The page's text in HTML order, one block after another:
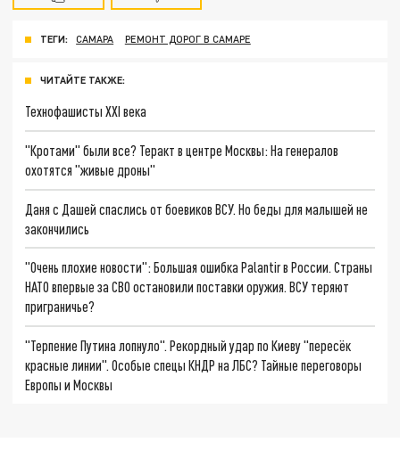
ТЕГИ: САМАРА РЕМОНТ ДОРОГ В САМАРЕ
ЧИТАЙТЕ ТАКЖЕ:
Технофашисты XXI века
"Кротами" были все? Теракт в центре Москвы: На генералов
охотятся "живые дроны"
Даня с Дашей спаслись от боевиков ВСУ. Но беды для малышей не
закончились
"Очень плохие новости": Большая ошибка Palantir в России. Страны
НАТО впервые за СВО остановили поставки оружия. ВСУ теряют
приграничье?
"Терпение Путина лопнуло". Рекордный удар по Киеву "пересёк
красные линии". Особые спецы КНДР на ЛБС? Тайные переговоры
Европы и Москвы